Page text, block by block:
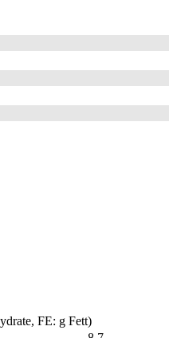
FE: g Fett)